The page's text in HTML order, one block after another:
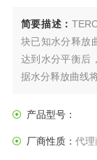
简要描述：
块已知水分释放
达到水分平衡后
据水分释放曲线
产品型号：
厂商性质： 代理